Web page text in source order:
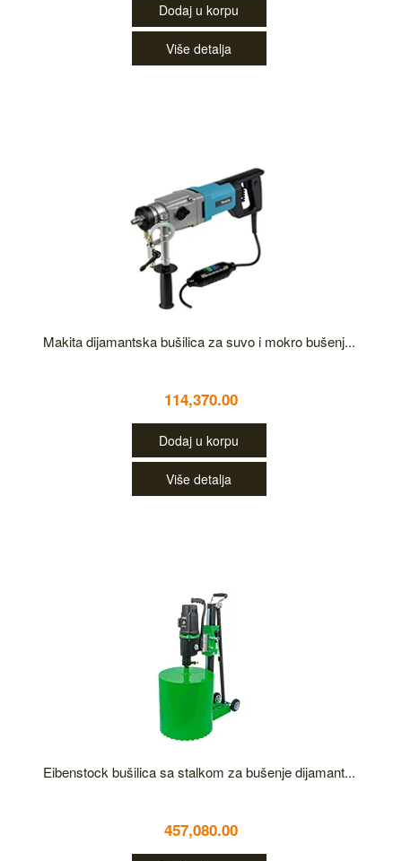
Dodaj u korpu
Više detalja
Makita dijamantska bušilica za suvo i mokro bušenj...
114,370.00
Dodaj u korpu
Više detalja
Eibenstock bušilica sa stalkom za bušenje dijamant...
457,080.00